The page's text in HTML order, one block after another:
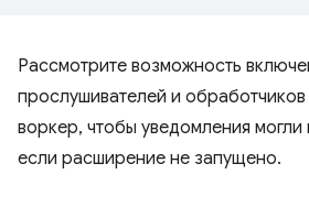
Рассмотрите возможность
прослушивателей и
воркер, чтобы уведомления могли
если расширение не запущено.